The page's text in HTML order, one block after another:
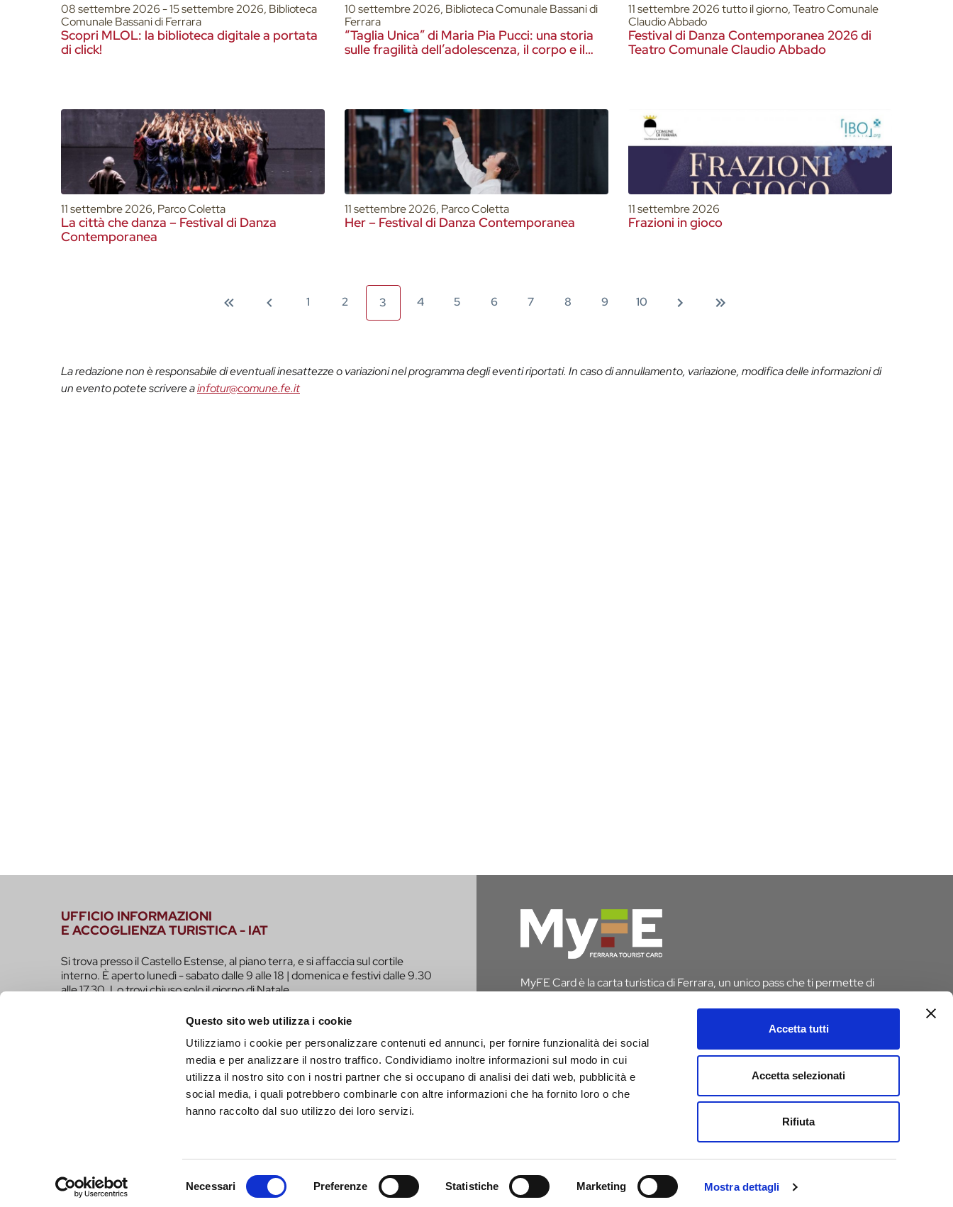
Questo sito web utilizza i cookie
Utilizziamo i cookie per personalizzare contenuti ed annunci, per fornire funzionalità dei social
media e per analizzare il nostro traffico. Condividiamo inoltre informazioni sul modo in cui
utilizza il nostro sito con i nostri partner che si occupano di analisi dei dati web, pubblicità e
social media, i quali potrebbero combinarle con altre informazioni che ha fornito loro o che
hanno raccolto dal suo utilizzo dei loro servizi.
Necessari Preferenze Statistiche Marketing Mostra dettagli
Accetta tutti
Accetta selezionati
Rifiuta
08 settembre 2026 - 15 settembre 2026, Biblioteca
Comunale Bassani di Ferrara
Scopri MLOL: la biblioteca digitale a portata
di click!
10 settembre 2026, Biblioteca Comunale Bassani di
Ferrara
“Taglia Unica” di Maria Pia Pucci: una storia
sulle fragilità dell’adolescenza, il corpo e il
11 settembre 2026 tutto il giorno, Teatro Comunale
Claudio Abbado
Festival di Danza Contemporanea 2026 di
Teatro Comunale Claudio Abbado
11 settembre 2026, Parco Coletta
La città che danza – Festival di Danza
Contemporanea
11 settembre 2026, Parco Coletta
Her – Festival di Danza Contemporanea
11 settembre 2026
Frazioni in gioco
1 2 3 4 5 6 7 8 9 10
La redazione non è responsabile di eventuali inesattezze o variazioni nel programma degli eventi riportati. In caso di annullamento, variazione, modifica delle informazioni di
un evento potete scrivere ainfotur@comune.fe.it
UFFICIO INFORMAZIONI
E ACCOGLIENZA TURISTICA - IAT
Si trova presso il Castello Estense, al piano terra, e si affaccia sul cortile
interno. È aperto lunedì - sabato dalle 9 alle 18 | domenica e festivi dalle 9.30
alle 17.30. Lo trovi chiuso solo il giorno di Natale.
infotur@comune.fe.it 0532-419190
SEI UN OPERATORE TURISTICO E VUOI ESSERE CONTATTATO PER
FARE PARTE DEL PROGETTO INFERRARA?
MyFE Card è la carta turistica di Ferrara, un unico pass che ti permette di
hai diritto all’esenzione dall’imposta di soggiorno
SCOPRI MYFE CARD